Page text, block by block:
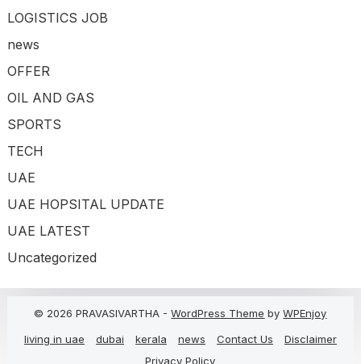
LOGISTICS JOB
news
OFFER
OIL AND GAS
SPORTS
TECH
UAE
UAE HOPSITAL UPDATE
UAE LATEST
Uncategorized
© 2026 PRAVASIVARTHA -WordPress Theme byWPEnjoy
living in uae
dubai kerala news Contact Us
Disclaimer
Privacy Policy